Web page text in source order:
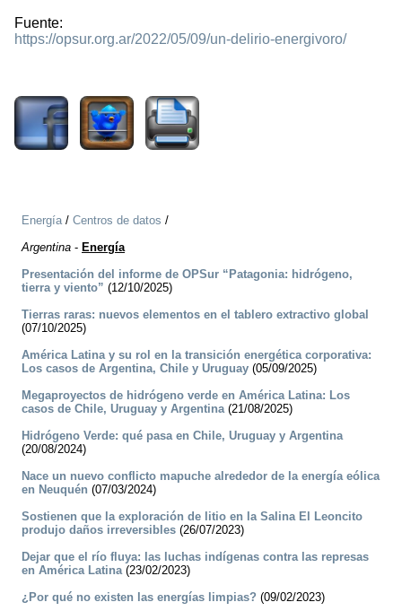
Fuente:
https://opsur.org.ar/2022/05/09/un-delirio-energivoro/
Energía/ Centros de datos /
Argentina - Energía
Presentación del informe de OPSur “Patagonia: hidrógeno,
tierra y viento” (12/10/2025)
Tierras raras: nuevos elementos en el tablero extractivo global
(07/10/2025)
América Latina y su rol en la transición energética corporativa:
Los casos de Argentina, Chile y Uruguay (05/09/2025)
Megaproyectos de hidrógeno verde en América Latina: Los
casos de Chile, Uruguay y Argentina(21/08/2025)
Hidrógeno Verde: qué pasa en Chile, Uruguay y Argentina
(20/08/2024)
Nace un nuevo conflicto mapuche alrededor de la energía eólica
en Neuquén (07/03/2024)
Sostienen que la exploración de litio en la Salina El Leoncito
produjo daños irreversibles (26/07/2023)
Dejar que el río fluya: las luchas indígenas contra las represas
en América Latina(23/02/2023)
¿Por qué no existen las energías limpias? (09/02/2023)